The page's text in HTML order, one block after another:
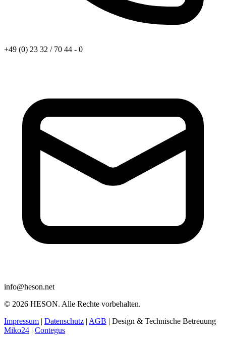
+49 (0) 23 32 / 70 44 - 0
info@heson.net
© 2026 HESON. Alle Rechte vorbehalten.
Impressum | Datenschutz | AGB | Design & Technische Betreuung
Miko24 | Contegus